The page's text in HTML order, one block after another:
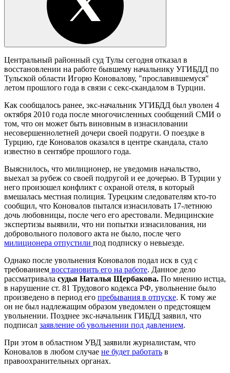
Центральный районный суд Тулы сегодня отказал в
восстановлении на работе бывшему начальнику УГИБДД по
Тульской области Игорю Коновалову, "прославившемуся"
летом прошлого года в связи с секс-скандалом в Турции.
Как сообщалось ранее, экс-начальник УГИБДД был уволен 4
октября 2010 года после многочисленных сообщений СМИ о
том, что он может быть виновным в изнасиловании
несовершеннолетней дочери своей подруги. О поездке в
Турцию, где Коновалов оказался в центре скандала, стало
известно в сентябре прошлого года.
Выяснилось, что милиционер, не уведомив начальство,
выехал за рубеж со своей подругой и ее дочерью. В Турции у
него произошел конфликт с охраной отеля, в который
вмешалась местная полиция. Турецким следователям кто-то
сообщил, что Коновалов пытался изнасиловать 17-летнюю
дочь любовницы, после чего его арестовали. Медицинские
экспертизы выявили, что ни попытки изнасилования, ни
добровольного полового акта не было, после чего
милиционера отпустили под подписку о невыезде.
Однако после увольнения Коновалов подал иск в суд с
требованием восстановить его на работе. Данное дело
рассматривала судья Наталья Щербакова. По мнению истца,
в нарушение ст. 81 Трудового кодекса РФ, увольнение было
произведено в период его пребывания в отпуске. К тому же
он не был надлежащим образом уведомлен о предстоящем
увольнении. Позднее экс-начальник ГИБДД заявил, что
подписал заявление об увольнении под давлением.
При этом в областном УВД заявили журналистам, что
Коновалов в любом случае не будет работать в
правоохранительных органах.